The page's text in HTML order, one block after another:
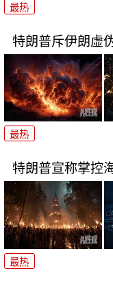
最热
特朗普斥伊朗虚
最热
特朗普宣称掌控
最热